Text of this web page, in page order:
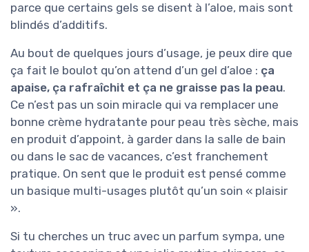
parce que certains gels se disent à l’aloe, mais sont
blindés d’additifs.
Au bout de quelques jours d’usage, je peux dire que
ça fait le boulot qu’on attend d’un gel d’aloe : ça
apaise, ça rafraîchit et ça ne graisse pas la peau.
Ce n’est pas un soin miracle qui va remplacer une
bonne crème hydratante pour peau très sèche, mais
en produit d’appoint, à garder dans la salle de bain
ou dans le sac de vacances, c’est franchement
pratique. On sent que le produit est pensé comme
un basique multi-usages plutôt qu’un soin « plaisir
».
Si tu cherches un truc avec un parfum sympa, une